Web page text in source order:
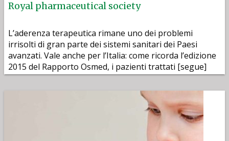
Royal pharmaceutical society
L’aderenza terapeutica rimane uno dei problemi
irrisolti di gran parte dei sistemi sanitari dei Paesi
avanzati. Vale anche per l’Italia: come ricorda l’edizione
2015 del Rapporto Osmed, i pazienti trattati [segue]